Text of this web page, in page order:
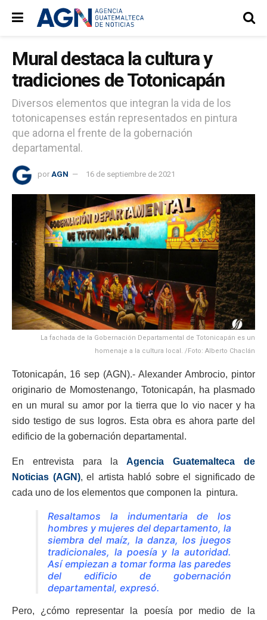
Mural destaca la cultura y
tradiciones de Totonicapán
Diversos elementos que integran la vida de los
totonicapenses están representados en pintura
que adorna el frente de la gobernación
departamental.
por AGN 16 de septiembre de 2021
La fachada de la Gobernación Departamental de Totonicapán es un
homenaje a la cultura local. /Foto: Alberto Chaclán
Totonicapán, 16 sep (AGN).- Alexander Ambrocio, pintor
originario de Momostenango, Totonicapán, ha plasmado
en un mural su amor por la tierra que lo vio nacer y ha
sido testigo de sus logros. Esta obra es ahora parte del
edificio de la gobernación departamental.
En entrevista para la Agencia Guatemalteca de
Noticias (AGN), el artista habló sobre el significado de
cada uno de los elementos que componen la pintura.
Resaltamos la indumentaria de los
hombres y mujeres del departamento, la
siembra del maíz, la danza, los juegos
tradicionales, la poesía y la autoridad.
Así empiezan a tomar forma las paredes
del edificio de gobernación
departamental, expresó.
Pero, ¿cómo representar la poesía por medio de la